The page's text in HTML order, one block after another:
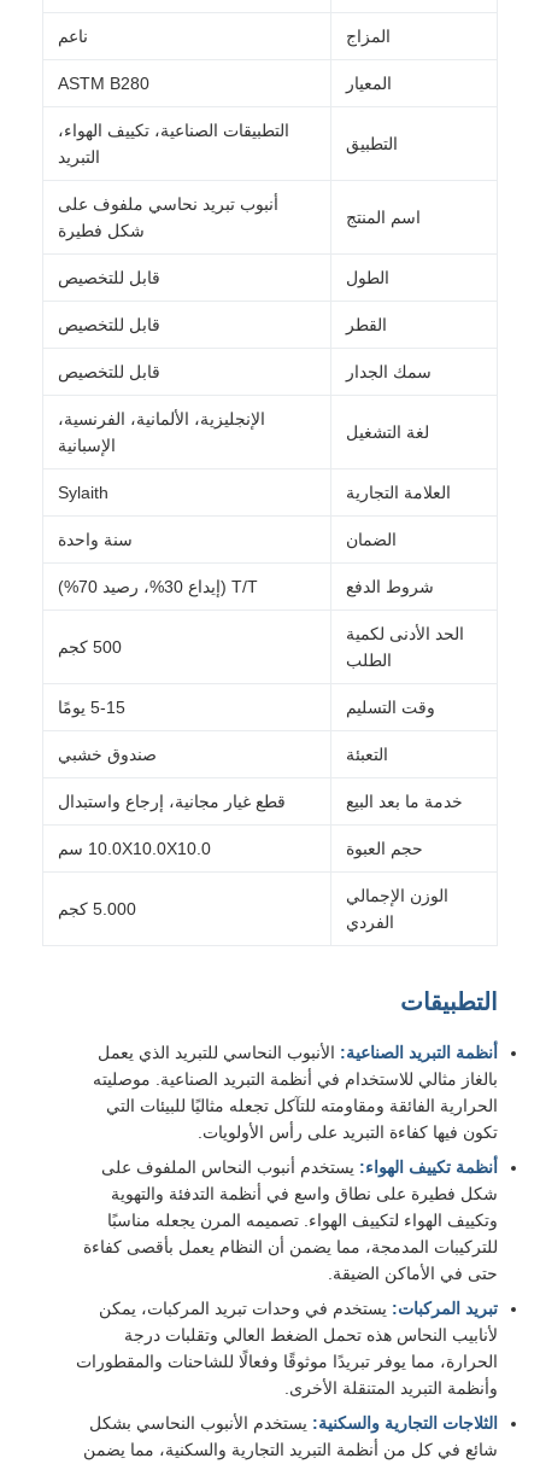
المزاج ناعم
المعيار ASTM B280
التطبيق
التطبيقات الصناعية، تكييف الهواء،
التبريد
اسم المنتج
أنبوب تبريد نحاسي ملفوف على
شكل فطيرة
الطول قابل للتخصيص
القطر قابل للتخصيص
سمك الجدار قابل للتخصيص
لغة التشغيل
الإنجليزية، الألمانية، الفرنسية،
الإسبانية
العلامة التجارية Sylaith
الضمان سنة واحدة
شروط الدفع T/T (إيداع 30%، رصيد 70%)
الحد الأدنى لكمية
الطلب
500 كجم
وقت التسليم 5-15 يومًا
التعبئة صندوق خشبي
خدمة ما بعد البيع قطع غيار مجانية، إرجاع واستبدال
حجم العبوة 10.0X10.0X10.0 سم
الوزن الإجمالي
الفردي
5.000 كجم
التطبيقات
أنظمة التبريد الصناعية: الأنبوب النحاسي للتبريد الذي يعمل
بالغاز مثالي للاستخدام في أنظمة التبريد الصناعية. موصليته
الحرارية الفائقة ومقاومته للتآكل تجعله مثاليًا للبيئات التي
تكون فيها كفاءة التبريد على رأس الأولويات.
أنظمة تكييف الهواء: يستخدم أنبوب النحاس الملفوف على
شكل فطيرة على نطاق واسع في أنظمة التدفئة والتهوية
وتكييف الهواء لتكييف الهواء. تصميمه المرن يجعله مناسبًا
للتركيبات المدمجة، مما يضمن أن النظام يعمل بأقصى كفاءة
حتى في الأماكن الضيقة.
تبريد المركبات: يستخدم في وحدات تبريد المركبات، يمكن
لأنابيب النحاس هذه تحمل الضغط العالي وتقلبات درجة
الحرارة، مما يوفر تبريدًا موثوقًا وفعالًا للشاحنات والمقطورات
وأنظمة التبريد المتنقلة الأخرى.
الثلاجات التجارية والسكنية: يستخدم الأنبوب النحاسي بشكل
شائع في كل من أنظمة التبريد التجارية والسكنية، مما يضمن